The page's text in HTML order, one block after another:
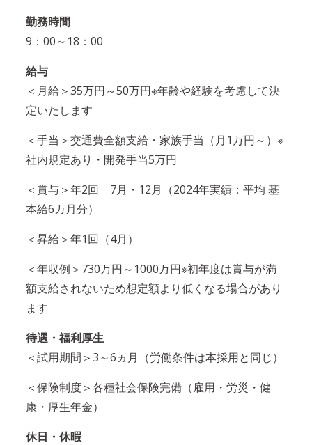
勤務時間
9：00～18：00
給与
＜月給＞35万円～50万円※年齢や経験を考慮して決
定いたします
＜手当＞交通費全額支給・家族手当（月1万円～）※
社内規定あり・開発手当5万円
＜賞与＞年2回 7月・12月（2024年実績：平均 基
本給6カ月分）
＜昇給＞年1回（4月）
＜年収例＞730万円～1000万円※初年度は賞与が満
額支給されないため想定額より低くなる場合があり
ます
待遇・福利厚生
＜試用期間＞3～6ヵ月（労働条件は本採用と同じ）
＜保険制度＞各種社会保険完備（雇用・労災・健
康・厚生年金）
休日・休暇